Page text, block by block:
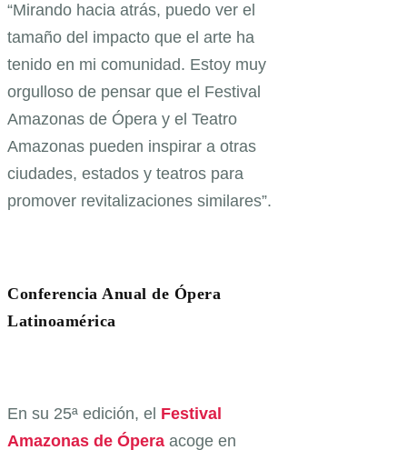
“Mirando hacia atrás, puedo ver el
tamaño del impacto que el arte ha
tenido en mi comunidad. Estoy muy
orgulloso de pensar que el Festival
Amazonas de Ópera y el Teatro
Amazonas pueden inspirar a otras
ciudades, estados y teatros para
promover revitalizaciones similares”.
Conferencia Anual de Ópera
Latinoamérica
En su 25ª edición, el Festival
Amazonas de Ópera acoge en